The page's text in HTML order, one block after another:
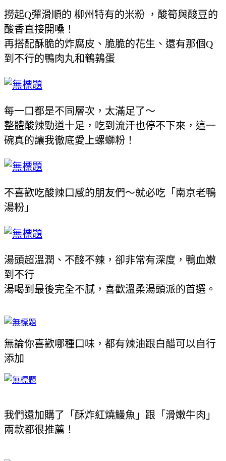
撈起Q彈滑順的 柳州特有的米粉 ，酸筍與酸豆的
酸香直接開嗓！
再搭配酥脆的炸腐皮、脆脆的花生、還有那個Q
到不行的鴨肉丸和鵪鶉蛋
每一口都是不同層次，太滿足了～
整體酸辣勁道十足，吃到流汗也停不下來，這一
碗真的讓我徹底愛上螺螄粉！
不喜歡吃酸辣口感的朋友們～就必吃「南京老鴨
湯粉」
湯頭超溫潤、不酸不辣，卻非常有深度，鴨血嫩
到不行
湯喝到最後完全不膩，喜歡溫柔湯頭派的首選。
無論你喜歡哪種口味，都有辣油跟白醋可以自行
添加
我們還加購了「酥炸紅燒鰻魚」跟「滑嫩牛肉」
兩款都很推薦！